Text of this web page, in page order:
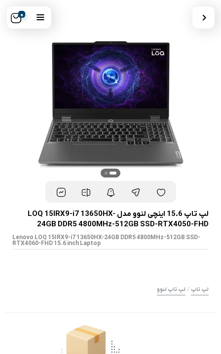
0
لپ تاپ 15.6 اینچی لنوو مدل LOQ 15IRX9-i7 13650HX-
24GB DDR5 4800MHz-512GB SSD-RTX4050-FHD
Lenovo LOQ 15IRX9-i7 13650HX-24GB DDR5 4800MHz-512GB SSD-
RTX4060-FHD 15.6 inch Laptop
لپ تاپ / لپ تاپ لنوو